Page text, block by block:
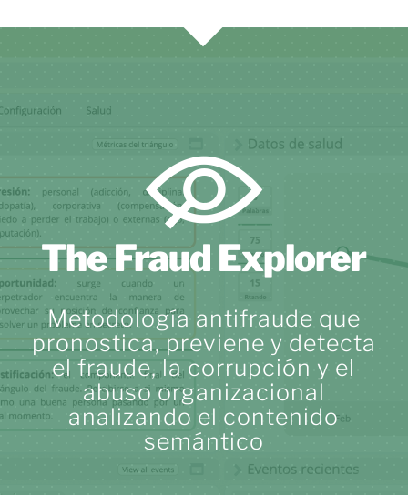
The Fraud Explorer
Metodología antifraude que
pronostica, previene y detecta
el fraude, la corrupción y el
abuso organizacional
analizando el contenido
semántico